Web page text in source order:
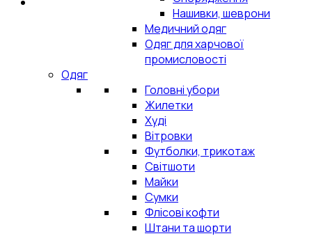
Нашивки, шеврони
Медичний одяг
Одяг для харчової
промисловості
Одяг
Головні убори
Жилетки
Худі
Вітровки
Футболки, трикотаж
Світшоти
Майки
Сумки
Флісові кофти
Штани та шорти